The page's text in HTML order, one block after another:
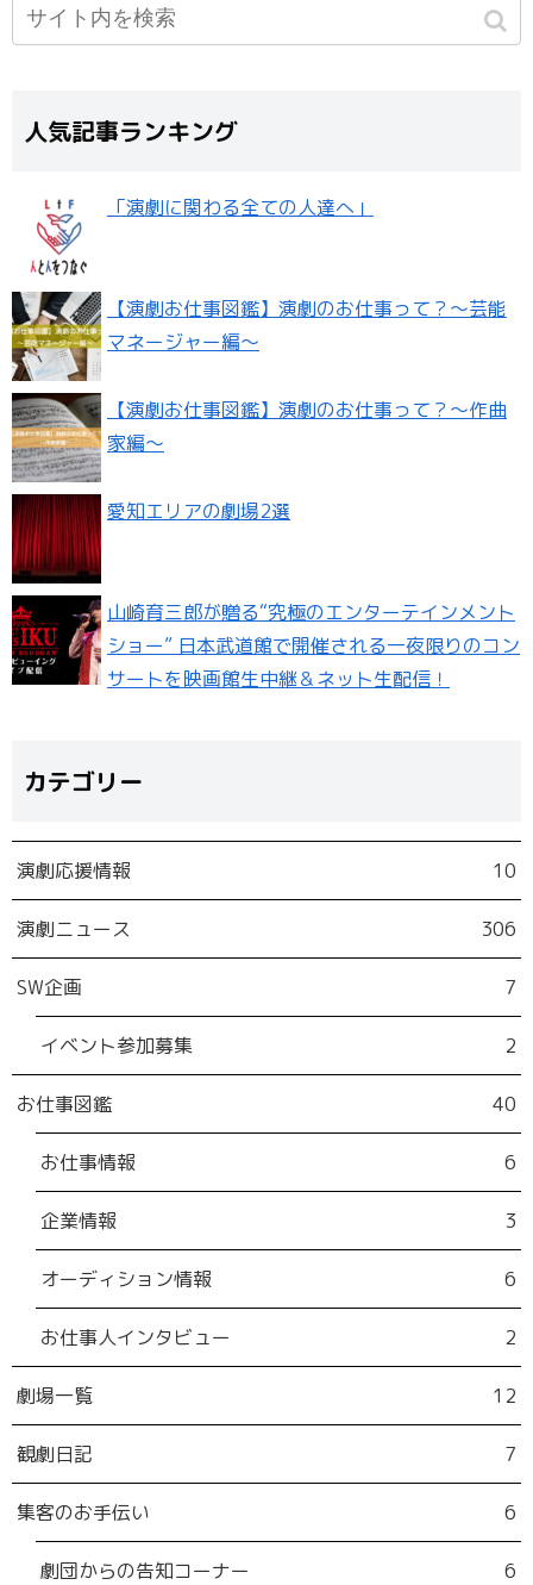
人気記事ランキング
「演劇に関わる全ての人達へ」
【演劇お仕事図鑑】演劇のお仕事って？〜芸能
マネージャー編〜
【演劇お仕事図鑑】演劇のお仕事って？〜作曲
家編〜
愛知エリアの劇場2選
山崎育三郎が贈る“究極のエンターテインメント
ショー” 日本武道館で開催される一夜限りのコン
サートを映画館生中継＆ネット生配信！
カテゴリー
演劇応援情報 10
演劇ニュース 306
SW企画 7
イベント参加募集 2
お仕事図鑑 40
お仕事情報 6
企業情報 3
オーディション情報 6
お仕事人インタビュー 2
劇場一覧 12
観劇日記 7
集客のお手伝い 6
劇団からの告知コーナー 6